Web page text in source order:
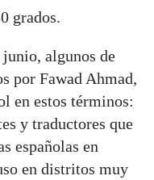
grados.
algunos de
por Fawad Ahmad,
en estos términos:
y traductores que
españolas en
en distritos muy